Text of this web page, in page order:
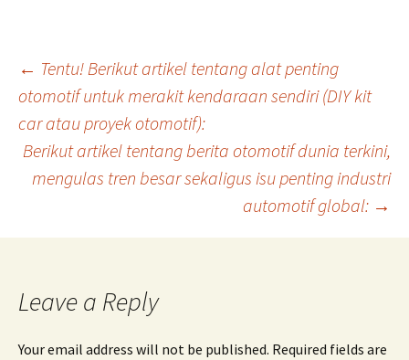
Post
navigation
← Tentu! Berikut artikel tentang alat penting
otomotif untuk merakit kendaraan sendiri (DIY kit
car atau proyek otomotif):
Berikut artikel tentang berita otomotif dunia terkini,
mengulas tren besar sekaligus isu penting industri
automotif global: →
Leave a Reply
Your email address will not be published. Required fields are